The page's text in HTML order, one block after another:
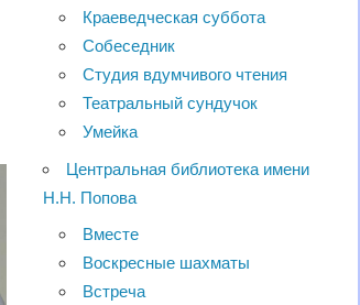
Краеведческая суббота
Собеседник
Студия вдумчивого чтения
Театральный сундучок
Умейка
Центральная библиотека имени
Н.Н. Попова
Вместе
Воскресные шахматы
Встреча